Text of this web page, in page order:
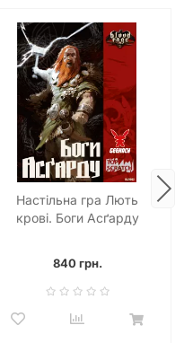
Настільна гра Лють
крові. Боги Асґарду
840 грн.